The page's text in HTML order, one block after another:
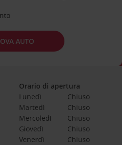
AUTO
Orario di apertura
Lunedì
Chiuso
Martedì
Chiuso
Mercoledì
Chiuso
Giovedì
Chiuso
Venerdì
Chiuso